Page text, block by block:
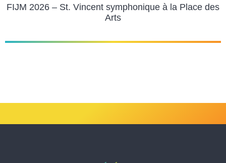
FIJM 2026 – St. Vincent symphonique à la Place des
Arts